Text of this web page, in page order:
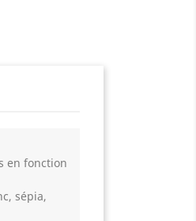
en fonction
sépia,